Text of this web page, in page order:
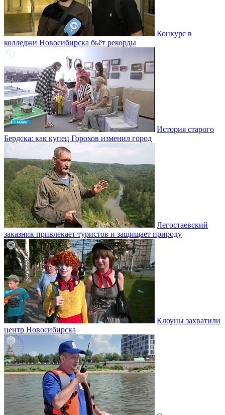
Конкурс в
колледжи Новосибирска бьёт рекорды
История старого
Бердска: как купец Горохов изменил город
Легостаевский
заказник привлекает туристов и защищает природу
Клоуны захватили
центр Новосибирска